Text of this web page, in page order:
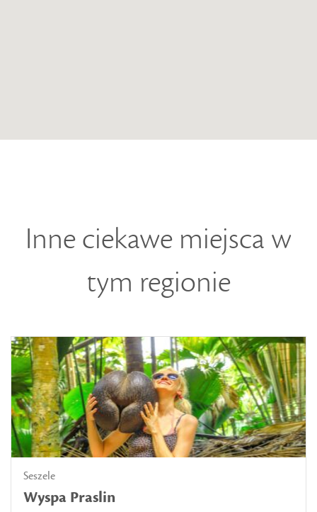
Inne ciekawe miejsca w
tym regionie
Seszele
Wyspa Praslin